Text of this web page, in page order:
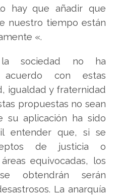
hay que añadir que
nuestro tiempo están
«.
sociedad no ha
con estas
igualdad y fraternidad
propuestas no sean
su aplicación ha sido
entender que, si se
de justicia o
equivocadas, los
obtendrán serán
La anarquía